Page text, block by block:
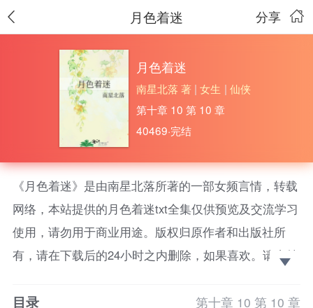
分享
月色着迷
月色着迷
南星北落 著 |女生 | 仙侠
第十章 10 第 10 章
40469·完结
《月色着迷》是由南星北落所著的一部女频言情，转载
网络，本站提供的月色着迷txt全集仅供预览及交流学习
使用，请勿用于商业用途。版权归原作者和出版社所
有，请在下载后的24小时之内删除，如果喜欢。请支持
全文完结，感谢支持正版。 《婚色沉溺》连载
目录 第十章 10 第 10 章